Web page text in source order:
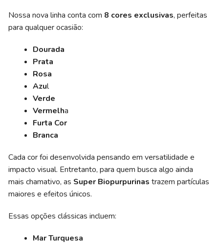
Nossa nova linha conta com 8 cores exclusivas, perfeitas
para qualquer ocasião:
Dourada
Prata
Rosa
Azul
Verde
Vermelha
Furta Cor
Branca
Cada cor foi desenvolvida pensando em versatilidade e
impacto visual. Entretanto, para quem busca algo ainda
mais chamativo, as Super Biopurpurinas trazem partículas
maiores e efeitos únicos.
Essas opções clássicas incluem:
Mar Turquesa